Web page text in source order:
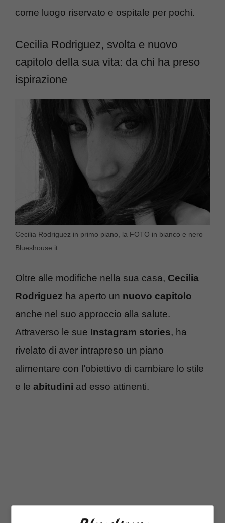
come luogo riservato e ospitale per pochi.
Cecilia Rodriguez, svolta e nuovo
capitolo della sua vita: da chi ha preso
ispirazione
Cecilia Rodriguez in primo piano, la FOTO in bianco e nero –
Blueshouse.it
Oltre alle modifiche nella sua casa, Cecilia
Rodriguez ha aperto un nuovo capitolo
anche nel suo approccio alla salute.
Attraverso le sue Instagram stories, ha
rivelato di aver intrapreso un piano
alimentare con l’obiettivo di cambiare lo stile
e le abitudini ad esso attinenti.